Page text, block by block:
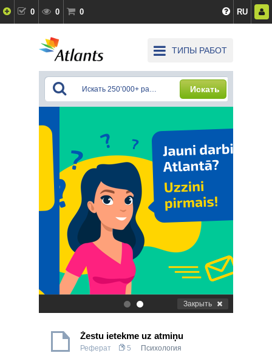
0 0 0 RU
ТИПЫ РАБОТ
Искать
. Закрыть
Žestu ietekme uz atmiņu
Реферат 5 Психология